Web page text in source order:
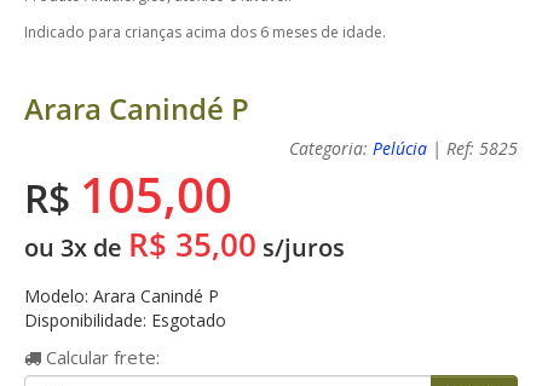
Indicado para crianças acima dos 6 meses de idade.
Arara Canindé P
Categoria: Pelúcia | Ref: 5825
R$ 105,00
ou 3x de R$ 35,00 s/juros
Modelo: Arara Canindé P
Disponibilidade: Esgotado
Calcular frete: